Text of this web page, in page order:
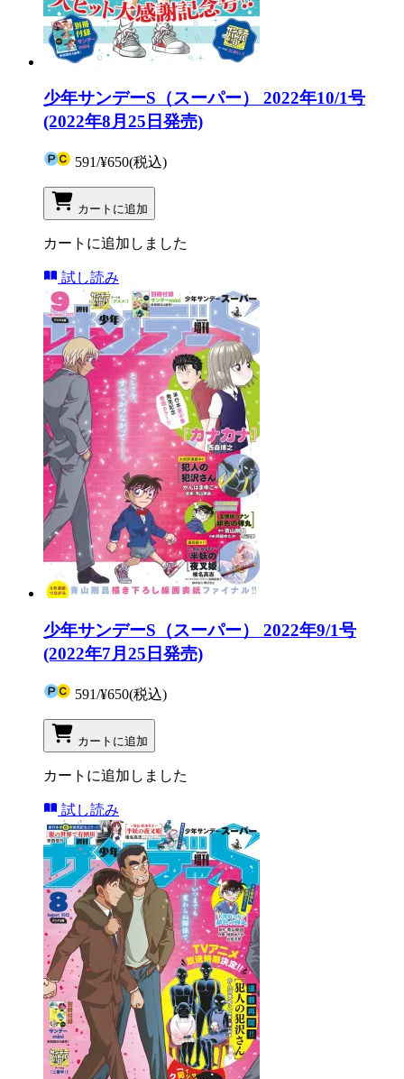
少年サンデーS（スーパー） 2022年10/1号
(2022年8月25日発売)
591/¥650(税込)
カートに追加
カートに追加しました
試し読み
少年サンデーS（スーパー） 2022年9/1号
(2022年7月25日発売)
591/¥650(税込)
カートに追加
カートに追加しました
試し読み